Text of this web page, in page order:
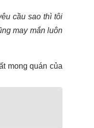
cầu sao thì tôi
may mắn luôn
mong quán của